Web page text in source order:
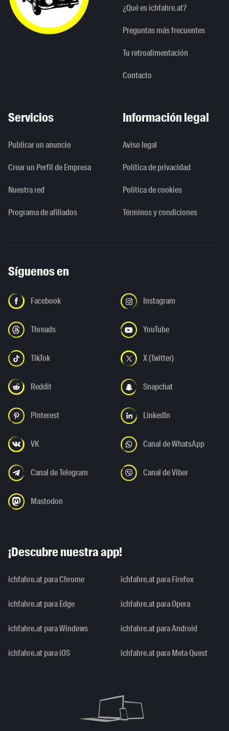
¿Qué es ichfahre.at?
Preguntas más frecuentes
Tu retroalimentación
Contacto
Servicios
Publicar un anuncio
Crear un Perfil de Empresa
Nuestra red
Programa de afiliados
Información legal
Aviso legal
Política de privacidad
Política de cookies
Términos y condiciones
Síguenos en
Facebook Instagram
Threads YouTube
TikTok X (Twitter)
Reddit Snapchat
Pinterest LinkedIn
VK Canal de WhatsApp
Canal de Telegram Canal de Viber
Mastodon
¡Descubre nuestra app!
ichfahre.at para Chrome ichfahre.at para Firefox
ichfahre.at para Edge ichfahre.at para Opera
ichfahre.at para Windows ichfahre.at para Android
ichfahre.at para iOS ichfahre.at para Meta Quest